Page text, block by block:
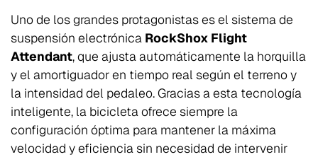
Uno de los grandes protagonistas es el sistema de
suspensión electrónica RockShox Flight
Attendant, que ajusta automáticamente la horquilla
y el amortiguador en tiempo real según el terreno y
la intensidad del pedaleo. Gracias a esta tecnología
inteligente, la bicicleta ofrece siempre la
configuración óptima para mantener la máxima
velocidad y eficiencia sin necesidad de intervenir